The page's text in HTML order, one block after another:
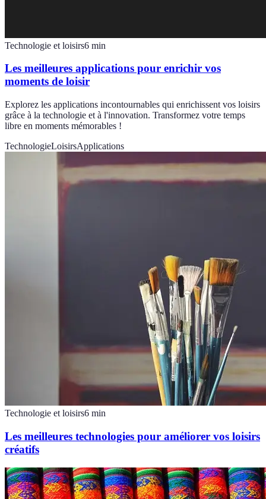
Technologie et loisirs6 min
Les meilleures applications pour enrichir vos
moments de loisir
Explorez les applications incontournables qui enrichissent vos loisirs
grâce à la technologie et à l'innovation. Transformez votre temps
libre en moments mémorables !
TechnologieLoisirsApplications
Technologie et loisirs6 min
Les meilleures technologies pour améliorer vos loisirs
créatifs